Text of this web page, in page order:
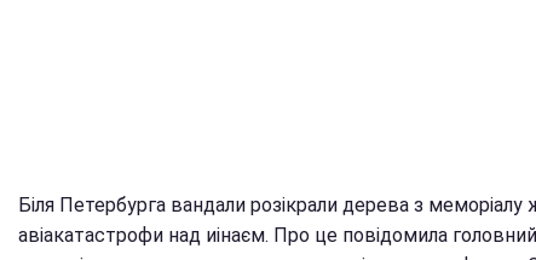
Біля Петербурга вандали розікрали дерева з
авіакатастрофи над иінаєм. Про це повідомила